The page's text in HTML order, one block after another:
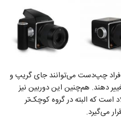
افراد چپ‌دست می‌توانند جای گریپ و
دهند. هم‌چنین این دوربین نیز
4116 هسلبلاد است که البته در گروه کوچک‌تر
می‌گیرد.